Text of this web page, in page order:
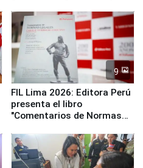
Panamericanos Lima 2027
9
FIL Lima 2026: Editora Perú
presenta el libro
"Comentarios de Normas
Derecho Colectivo"